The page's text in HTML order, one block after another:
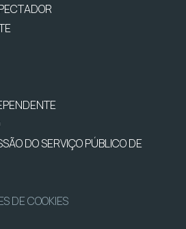
DO SERVIÇO PÚBLICO DE
DE COOKIES